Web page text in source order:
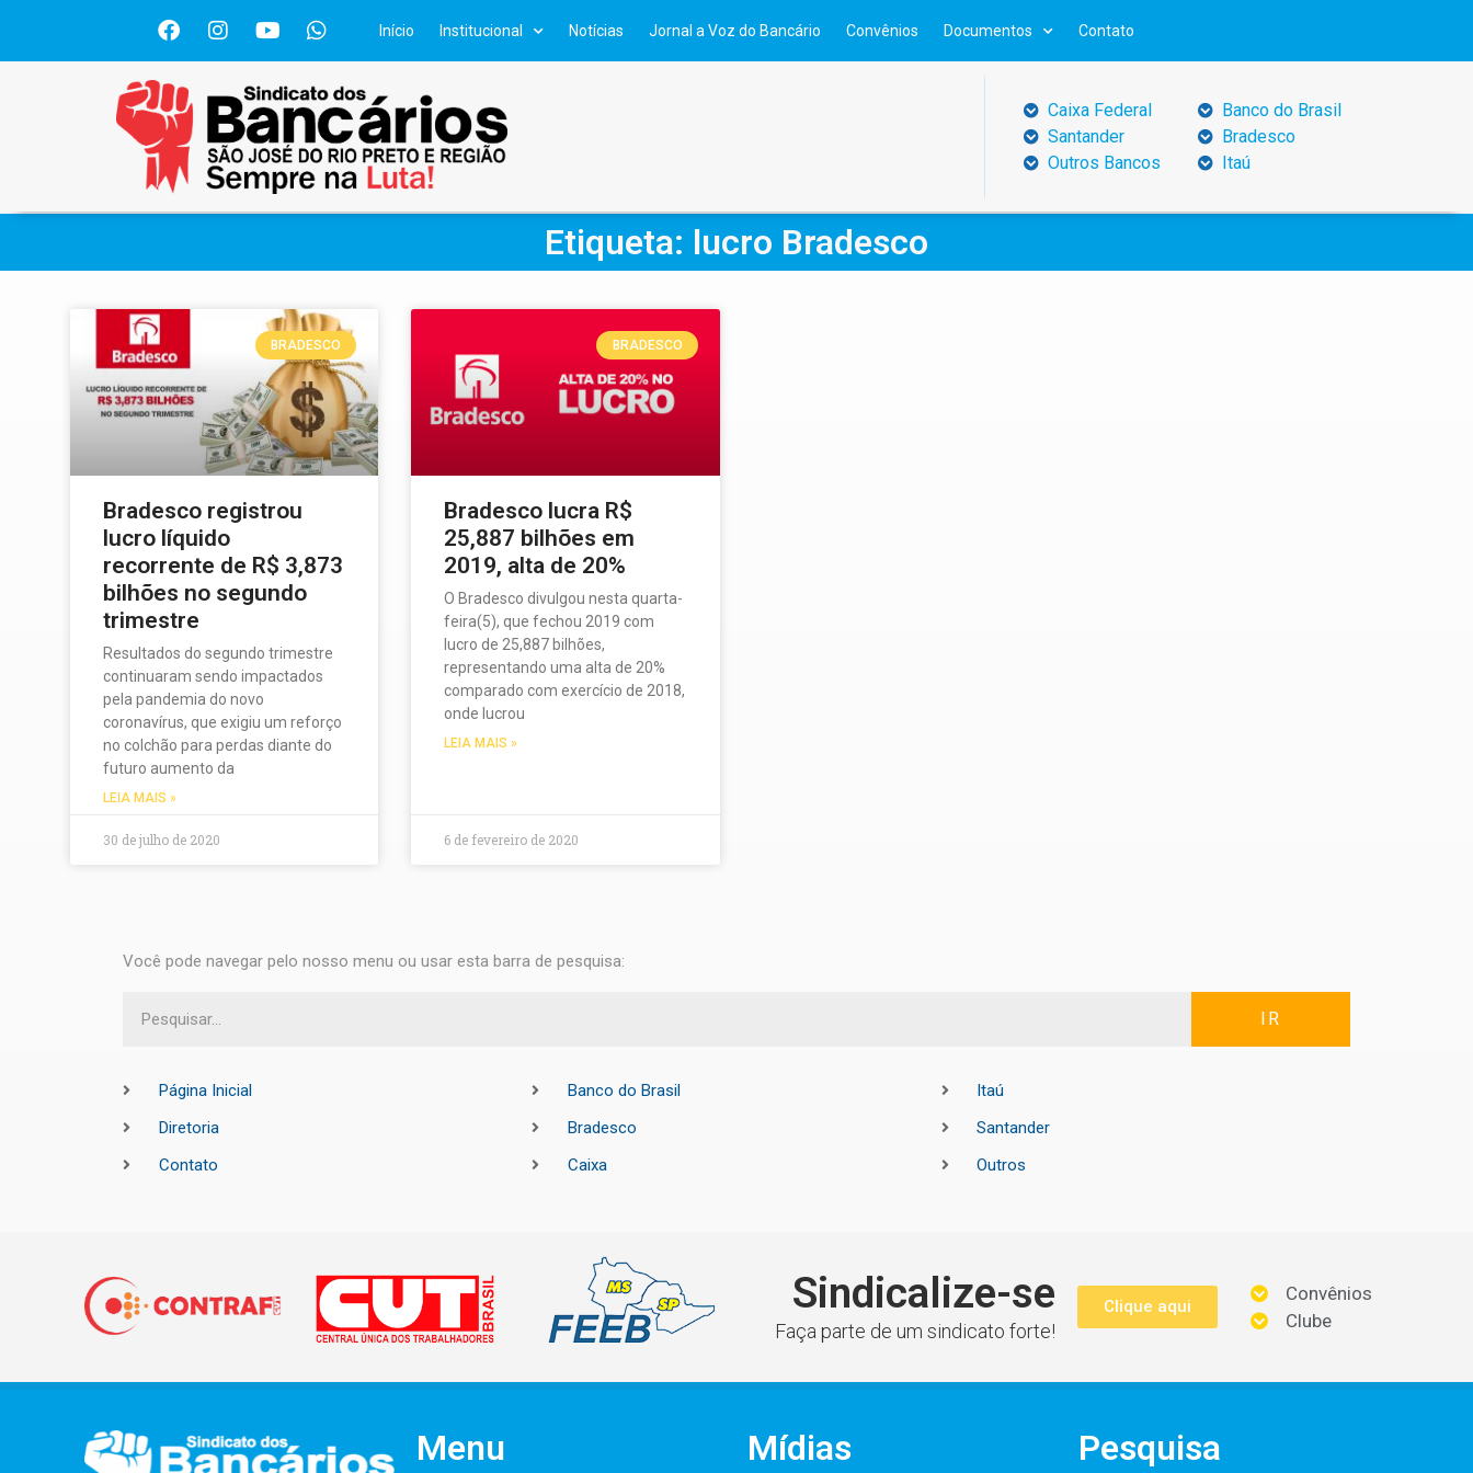
Início Institucional Notícias Jornal a Voz do Bancário Convênios Documentos Contato
Caixa Federal
Santander
Outros Bancos
Banco do Brasil
Bradesco
Itaú
Etiqueta: lucro Bradesco
BRADESCO
Bradesco registrou
lucro líquido
recorrente de R$ 3,873
bilhões no segundo
trimestre
Resultados do segundo trimestre
continuaram sendo impactados
pela pandemia do novo
coronavírus, que exigiu um reforço
no colchão para perdas diante do
futuro aumento da
LEIA MAIS »
30 de julho de 2020
BRADESCO
Bradesco lucra R$
25,887 bilhões em
2019, alta de 20%
O Bradesco divulgou nesta quarta-
feira(5), que fechou 2019 com
lucro de 25,887 bilhões,
representando uma alta de 20%
comparado com exercício de 2018,
onde lucrou
LEIA MAIS »
6 de fevereiro de 2020
Você pode navegar pelo nosso menu ou usar esta barra de pesquisa:
IR
Página Inicial
Diretoria
Contato
Banco do Brasil
Bradesco
Caixa
Itaú
Santander
Outros
Sindicalize-se
Faça parte de um sindicato forte!
Clique aqui
Convênios
Clube
Menu Mídias Pesquisa